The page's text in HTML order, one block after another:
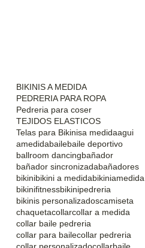
BIKINIS A MEDIDA
PEDRERIA PARA ROPA
Pedreria para coser
TEJIDOS ELASTICOS
Telas para Bikinisa medidaagui
amedidabailebaile deportivo
ballroom dancingbañador
bañador sincronizadabañadores
bikinibikini a medidabikiniamedida
bikinifitnessbikinipedreria
bikinis personalizadoscamiseta
chaquetacollarcollar a medida
collar baile pedreria
collar para bailecollar pedreria